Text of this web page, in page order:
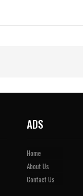
ADS
Home
About Us
Contact Us